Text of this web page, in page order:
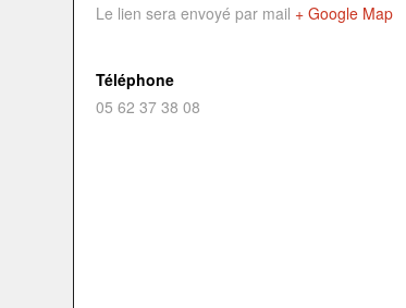
Le lien sera envoyé par mail + Google Map
Téléphone
05 62 37 38 08